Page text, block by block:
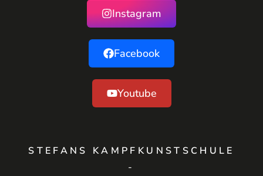
Instagram
Facebook
Youtube
STEFANS KAMPFKUNSTSCHULE
-